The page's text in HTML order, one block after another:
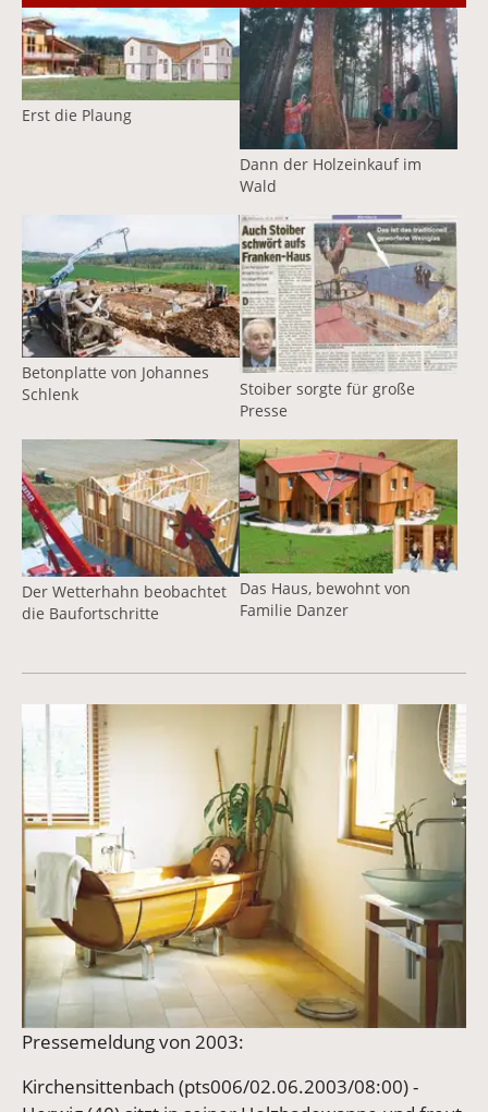
Vergrößerte Version anzeigen
Erst die Plaung
Vergrößerte Version
Dann der Holzeinkauf im
Wald
Vergrößerte Version anzeigen
Betonplatte von Johannes
Schlenk
Vergrößerte Version
Stoiber sorgte für große
Presse
Vergrößerte Version anzeigen
Der Wetterhahn beobachtet
die Baufortschritte
Vergrößerte Version
Das Haus, bewohnt von
Familie Danzer
Vergrößerte Version anzeigen
Pressemeldung von 2003:
Kirchensittenbach (pts006/02.06.2003/08:00) -